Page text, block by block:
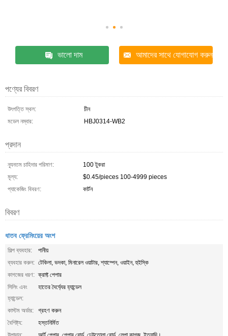
ভালো দাম আমাদের সাথে যোগাযোগ করুন
পণ্যের বিবরণ
উৎপত্তি স্থল:
চীন
মডেল নম্বার:
HBJ0314-WB2
প্রদান
ন্যূনতম চাহিদার পরিমাণ:
100 টুকরা
মূল্য:
$0.45/pieces 100-4999 pieces
প্যাকেজিং বিবরণ:
কার্টন
বিবরণ
ধাতব ফ্রেমিংয়ের অংশ
শিল্প ব্যবহার:
পানীয়
ব্যবহার করুন: টেকিলা, ভদকা, মিনারেল ওয়াটার, শ্যাম্পেন, ওয়াইন, হুইস্কি
কাগজের ধরণ: ক্রাফ্ট পেপার
সিলিং এবং
হ্যান্ডেল:
হাতের দৈর্ঘ্যের হ্যান্ডেল
কাস্টম অর্ডার:
গ্রহণ করুন
বৈশিষ্ট্য:
হস্তনির্মিত